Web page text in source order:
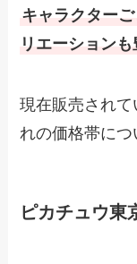
キャラクター
リエーション
現在販売され
れの価格帯につ
ピカチュウ東